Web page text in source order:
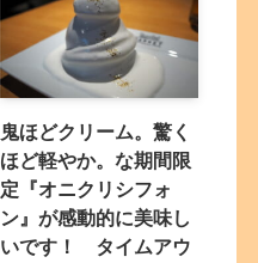
鬼ほどクリーム。驚く
ほど軽やか。な期間限
定『オニクリシフォ
ン』が感動的に美味し
いです！ タイムアウ